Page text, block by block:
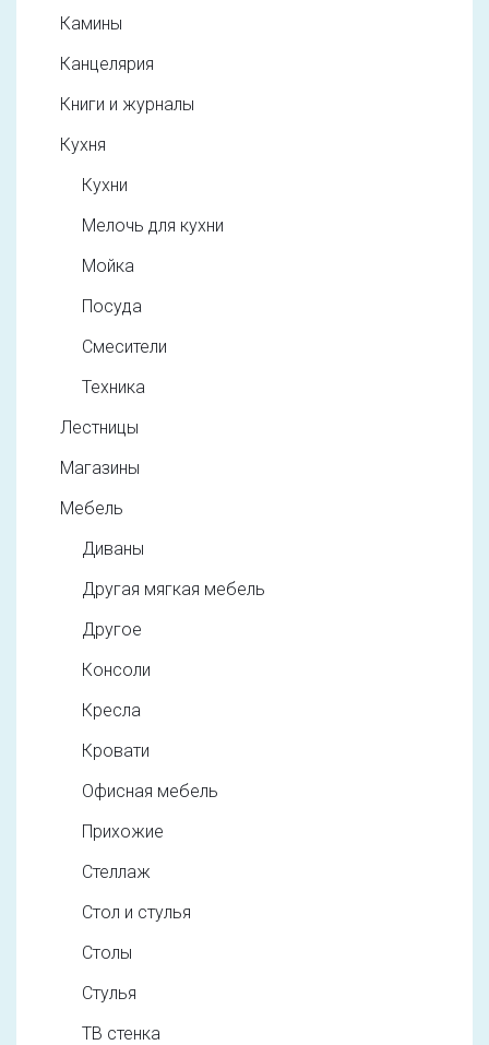
Камины
Канцелярия
Книги и журналы
Кухня
Кухни
Мелочь для кухни
Мойка
Посуда
Смесители
Техника
Лестницы
Магазины
Мебель
Диваны
Другая мягкая мебель
Другое
Консоли
Кресла
Кровати
Офисная мебель
Прихожие
Стеллаж
Стол и стулья
Столы
Стулья
ТВ стенка